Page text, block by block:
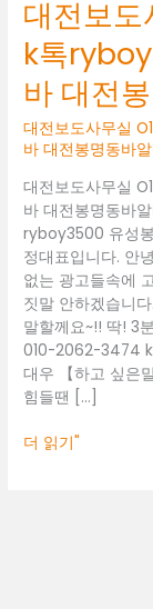
대전보
k톡
바 대전
대전보도사무실
바 대전봉명동바
대전보도사무실
바 대전봉명동바
ryboy3500 유성
정대표입니다. 안
없는 광고들속에
짓말 안하겠습니
말할께요~!! 딱! 3
010-2062-3474 k
대우 【하고 싶은
힘들땐 […]
사
실
O1O.2062.3474
k
톡
ryboy3500
성
봉
명
동
바
알
바
대
전
봉
동
더 읽기"